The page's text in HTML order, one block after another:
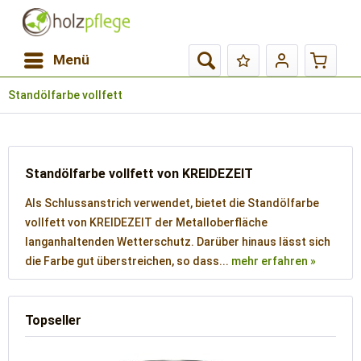
Menü
Standölfarbe vollfett
Standölfarbe vollfett von KREIDEZEIT
Als Schlussanstrich verwendet, bietet die Standölfarbe
vollfett von KREIDEZEIT der Metalloberfläche
langanhaltenden Wetterschutz. Darüber hinaus lässt sich
die Farbe gut überstreichen, so dass... mehr erfahren »
Topseller